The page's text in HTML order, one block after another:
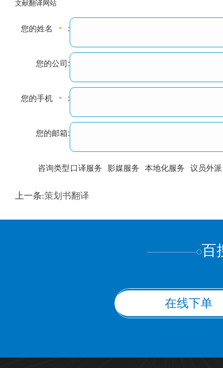
文献翻译网站
您的姓名 :
您的公司:
您的手机 :
您的邮箱:
咨询类型口译服务 影媒服务 本地化服务 议员外派
训翻译
上一条:策划书翻译
百
在线下单